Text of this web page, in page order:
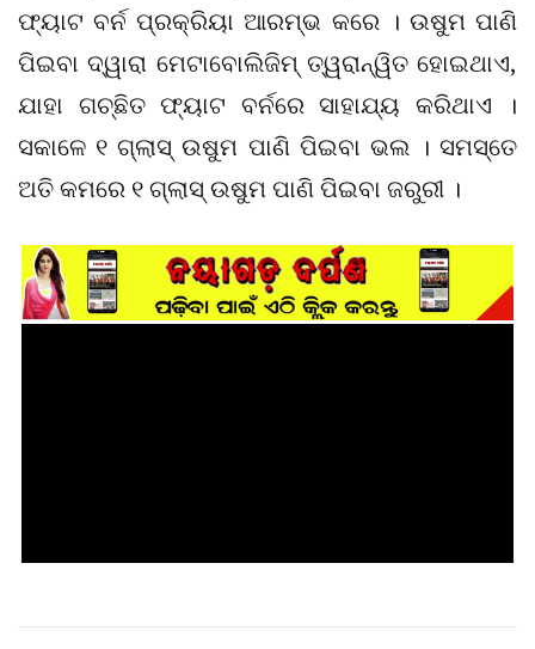
ଫ୍ୟାଟ ବର୍ନ ପ୍ରକ୍ରିୟା ଆରମ୍ଭ କରେ । ଉଷୁମ ପାଣି
ପିଇବା ଦ୍ୱାରା ମେଟାବୋଲିଜିମ୍ ତ୍ୱରାନ୍ୱିତ ହୋଇଥାଏ,
ଯାହା ଗଚ୍ଛିତ ଫ୍ୟାଟ ବର୍ନରେ ସାହାଯ୍ୟ କରିଥାଏ ।
ସକାଳେ ୧ ଗ୍ଲାସ୍ ଉଷୁମ ପାଣି ପିଇବା ଭଲ । ସମସ୍ତେ
ଅତି କମରେ ୧ ଗ୍ଲାସ୍ ଉଷୁମ ପାଣି ପିଇବା ଜରୁରୀ ।